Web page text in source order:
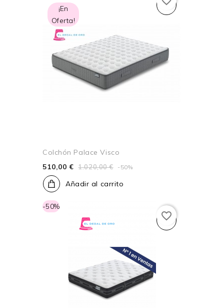
¡En
Oferta!
Colchón Palace Visco
510,00 € 1.020,00 € -50%
Añadir al carrito
-50%
favorite_border